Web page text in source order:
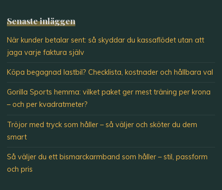
Senaste inläggen
När kunder betalar sent: så skyddar du kassaflödet utan att
jaga varje faktura själv
Köpa begagnad lastbil? Checklista, kostnader och hållbara val
Gorilla Sports hemma: vilket paket ger mest träning per krona
– och per kvadratmeter?
Tröjor med tryck som håller – så väljer och sköter du dem
smart
Så väljer du ett bismarckarmband som håller – stil, passform
och pris